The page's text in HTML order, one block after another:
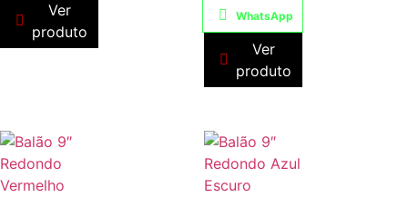
Ver
produto
WhatsApp
Ver
produto